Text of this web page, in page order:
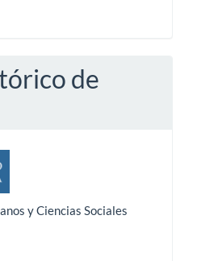
de
y Ciencias Sociales